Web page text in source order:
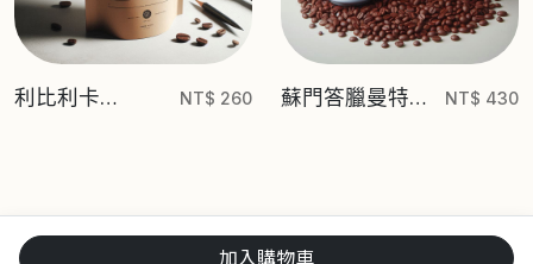
利比利卡
NT$ 260
蘇門答臘曼特寧
NT$ 430
加入購物車